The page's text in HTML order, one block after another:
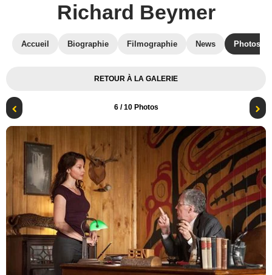
Richard Beymer
Accueil Biographie Filmographie News Photos
RETOUR À LA GALERIE
6/ 10 Photos